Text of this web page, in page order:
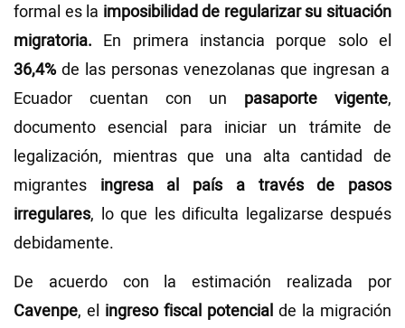
formal es la imposibilidad de regularizar su situación
migratoria. En primera instancia porque solo el
36,4%de las personas venezolanas que ingresan a
Ecuador cuentan con un pasaporte vigente,
documento esencial para iniciar un trámite de
legalización, mientras que una alta cantidad de
migrantes ingresa al país a través de pasos
irregulares, lo que les dificulta legalizarse después
debidamente.
De acuerdo con la estimación realizada por
Cavenpe, el ingreso fiscal potencial de la migración